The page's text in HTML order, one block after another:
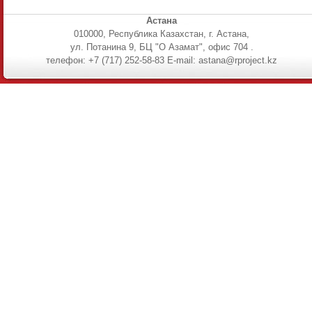
Астана
010000, Республика Казахстан, г. Астана,
ул. Потанина 9, БЦ "О Азамат", офис 704 .
телефон: +7 (717) 252-58-83 E-mail: astana@rproject.kz